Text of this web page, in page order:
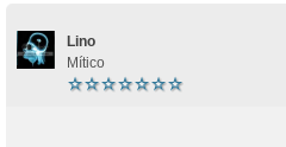
Lino
Mítico